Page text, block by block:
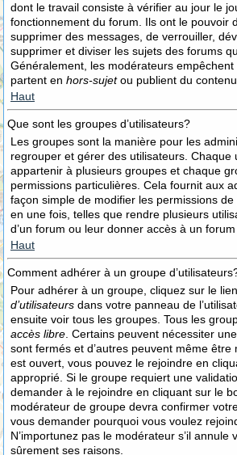
dont le travail consiste à vérifier au jour le
fonctionnement du forum. Ils ont le pouvoir
supprimer des messages, de verrouiller,
supprimer et diviser les sujets des forums
Généralement, les modérateurs
partent en hors-sujetou publient du
Haut
Que sont les groupes d’utilisateurs?
Les groupes sont la manière pour les
regrouper et gérer des utilisateurs. Chaque
appartenir à plusieurs groupes et chaque
permissions particulières. Cela fournit aux
façon simple de modifier les permissions
en une fois, telles que rendre plusieurs
d’un forum ou leur donner accès à un forum
Haut
Comment adhérer à un groupe
Pour adhérer à un groupe, cliquez sur le lien
d’utilisateurs dans votre panneau de
ensuite voir tous les groupes. Tous les
accès libre . Certains peuvent nécessiter
sont fermés et d’autres peuvent même être
est ouvert, vous pouvez le rejoindre en
approprié. Si le groupe requiert une
demander à le rejoindre en cliquant sur le
modérateur de groupe devra confirmer
vous demander pourquoi vous voulez
N’importunez pas le modérateur s’il annule
sûrement ses raisons.